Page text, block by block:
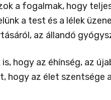
a fogalmak, hogy
a test és a lélek
az állandó
hogy az éhínség, az
hogy az élet szentsége